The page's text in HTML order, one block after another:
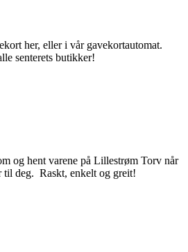
her, eller i vår gavekortautomat.
senterets butikker!
og hent varene på Lillestrøm Torv når
til deg. Raskt, enkelt og greit!